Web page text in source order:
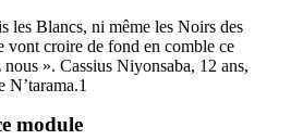
les Blancs, ni même les Noirs des
vont croire de fond en comble ce
nous ». Cassius Niyonsaba, 12 ans,
N’tarama.1
module